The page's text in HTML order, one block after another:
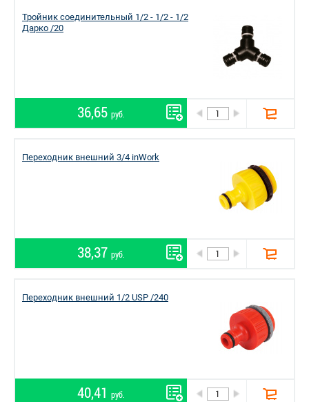
Тройник соединительный 1/2 - 1/2 - 1/2
Дарко /20
36,65 руб.
Переходник внешний 3/4 inWork
38,37 руб.
Переходник внешний 1/2 USP /240
40,41 руб.